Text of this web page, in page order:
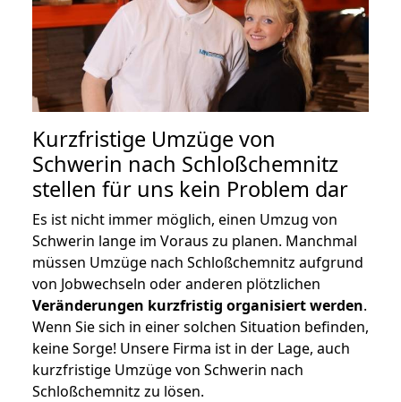
Kurzfristige Umzüge von
Schwerin nach Schloßchemnitz
stellen für uns kein Problem dar
Es ist nicht immer möglich, einen Umzug von
Schwerin lange im Voraus zu planen. Manchmal
müssen Umzüge nach Schloßchemnitz aufgrund
von Jobwechseln oder anderen plötzlichen
Veränderungen kurzfristig organisiert werden.
Wenn Sie sich in einer solchen Situation befinden,
keine Sorge! Unsere Firma ist in der Lage, auch
kurzfristige Umzüge von Schwerin nach
Schloßchemnitz zu lösen.